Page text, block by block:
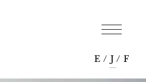
E / J / F